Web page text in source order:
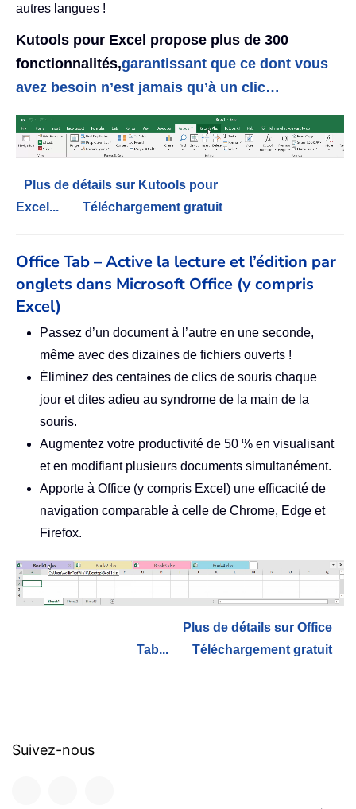
autres langues !
Kutools pour Excel propose plus de 300
fonctionnalités,garantissant que ce dont vous
avez besoin n’est jamais qu’à un clic…
Plus de détails sur Kutools pour
Excel...
Téléchargement gratuit
Office Tab – Active la lecture et l’édition par
onglets dans Microsoft Office (y compris
Excel)
Passez d’un document à l’autre en une seconde,
même avec des dizaines de fichiers ouverts !
Éliminez des centaines de clics de souris chaque
jour et dites adieu au syndrome de la main de la
souris.
Augmentez votre productivité de 50 % en visualisant
et en modifiant plusieurs documents simultanément.
Apporte à Office (y compris Excel) une efficacité de
navigation comparable à celle de Chrome, Edge et
Firefox.
Plus de détails sur Office
Tab...
Téléchargement gratuit
Suivez-nous